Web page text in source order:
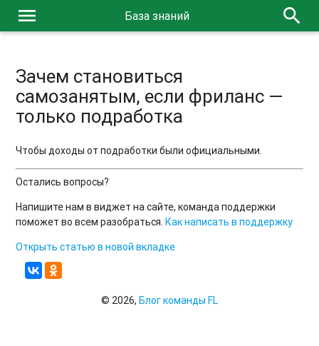
menu База знаний search
Зачем становиться
самозанятым, если фриланс —
только подработка
Чтобы доходы от подработки были официальными.
Остались вопросы?
Напишите нам в виджет на сайте, команда поддержки
поможет во всем разобраться.Как написать в поддержку
Открыть статью в новой вкладке
© 2026, Блог команды FL